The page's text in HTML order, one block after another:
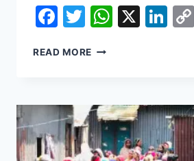
Facebook
Twitter
X
READ MORE চিলাহাটি
তদন্ত
কমিটি